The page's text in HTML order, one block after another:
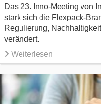
Das 23. Inno-Meeting von
stark sich die Flexpack-
Regulierung,
verändert.
Weiterlesen